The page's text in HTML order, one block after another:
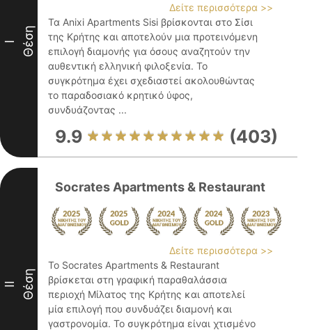
I Θέση
Δείτε περισσότερα >>
Τα Anixi Apartments Sisi βρίσκονται στο Σίσι
της Κρήτης και αποτελούν μια προτεινόμενη
επιλογή διαμονής για όσους αναζητούν την
αυθεντική ελληνική φιλοξενία. Το
συγκρότημα έχει σχεδιαστεί ακολουθώντας
το παραδοσιακό κρητικό ύφος,
συνδυάζοντας ...
9.9 (403)
II Θέση
Socrates Apartments & Restaurant
Δείτε περισσότερα >>
Το Socrates Apartments & Restaurant
βρίσκεται στη γραφική παραθαλάσσια
περιοχή Μίλατος της Κρήτης και αποτελεί
μία επιλογή που συνδυάζει διαμονή και
γαστρονομία. Το συγκρότημα είναι χτισμένο